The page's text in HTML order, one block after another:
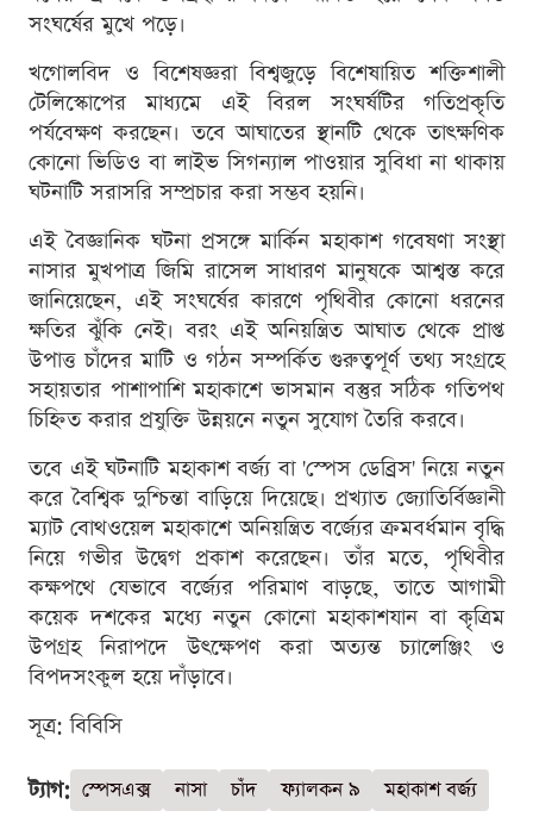
সংঘর্ষের মুখে পড়ে।
খগোলবিদ ও বিশেষজ্ঞরা বিশ্বজুড়ে বিশেষায়িত শক্তিশালী
টেলিস্কোপের মাধ্যমে এই বিরল সংঘর্ষটির গতিপ্রকৃতি
পর্যবেক্ষণ করছেন। তবে আঘাতের স্থানটি থেকে তাত্ক্ষণিক
কোনো ভিডিও বা লাইভ সিগন্যাল পাওয়ার সুবিধা না থাকায়
ঘটনাটি সরাসরি সম্প্রচার করা সম্ভব হয়নি।
এই বৈজ্ঞানিক ঘটনা প্রসঙ্গে মার্কিন মহাকাশ গবেষণা সংস্থা
নাসার মুখপাত্র জিমি রাসেল সাধারণ মানুষকে আশ্বস্ত করে
জানিয়েছেন, এই সংঘর্ষের কারণে পৃথিবীর কোনো ধরনের
ক্ষতির ঝুঁকি নেই। বরং এই অনিয়ন্ত্রিত আঘাত থেকে প্রাপ্ত
উপাত্ত চাঁদের মাটি ও গঠন সম্পর্কিত গুরুত্বপূর্ণ তথ্য সংগ্রহে
সহায়তার পাশাপাশি মহাকাশে ভাসমান বস্তুর সঠিক গতিপথ
চিহ্নিত করার প্রযুক্তি উন্নয়নে নতুন সুযোগ তৈরি করবে।
তবে এই ঘটনাটি মহাকাশ বর্জ্য বা 'স্পেস ডেব্রিস' নিয়ে নতুন
করে বৈশ্বিক দুশ্চিন্তা বাড়িয়ে দিয়েছে। প্রখ্যাত জ্যোতির্বিজ্ঞানী
ম্যাট বোথওয়েল মহাকাশে অনিয়ন্ত্রিত বর্জ্যের ক্রমবর্ধমান বৃদ্ধি
নিয়ে গভীর উদ্বেগ প্রকাশ করেছেন। তাঁর মতে, পৃথিবীর
কক্ষপথে যেভাবে বর্জ্যের পরিমাণ বাড়ছে, তাতে আগামী
কয়েক দশকের মধ্যে নতুন কোনো মহাকাশযান বা কৃত্রিম
উপগ্রহ নিরাপদে উৎক্ষেপণ করা অত্যন্ত চ্যালেঞ্জিং ও
বিপদসংকুল হয়ে দাঁড়াবে।
সূত্র: বিবিসি
ট্যাগ: স্পেসএক্স নাসা চাঁদ ফ্যালকন ৯ মহাকাশ বর্জ্য